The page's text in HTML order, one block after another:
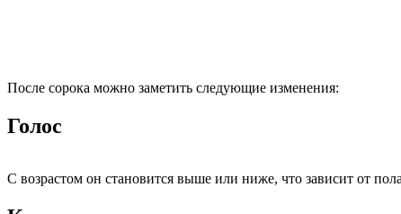
После сорока можно заметить следующие изменения:
Голос
С возрастом он становится выше или ниже, что зависит от